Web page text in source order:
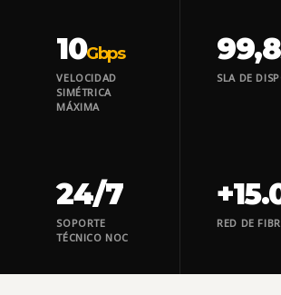
10Gbps
VELOCIDAD
SIMÉTRICA
MÁXIMA
SLA DE
24/7
SOPORTE
TÉCNICO NOC
RED DE